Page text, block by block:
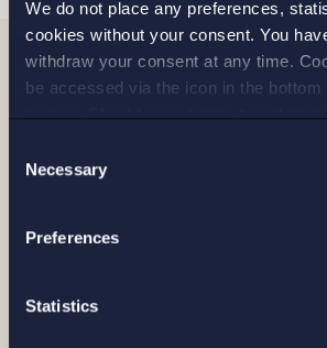
We do not place any preferences,
cookies without your consent. You
withdraw your consent at any time.
be accessed via the icon in the
screen. Should you choose to not
andprivacy policy
for more details on
Selection
Necessary
Preferences
Statistics
Relaterade